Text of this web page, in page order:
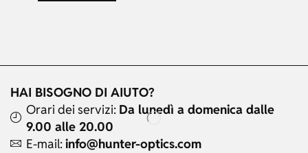
HAI BISOGNO DI AIUTO?
Orari dei servizi: Da lunedì a domenica dalle
9.00 alle 20.00
E-mail: info@hunter-optics.com